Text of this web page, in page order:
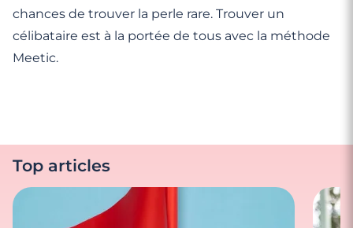
chances de trouver la perle rare. Trouver un
célibataire est à la portée de tous avec la méthode
Meetic.
Top articles